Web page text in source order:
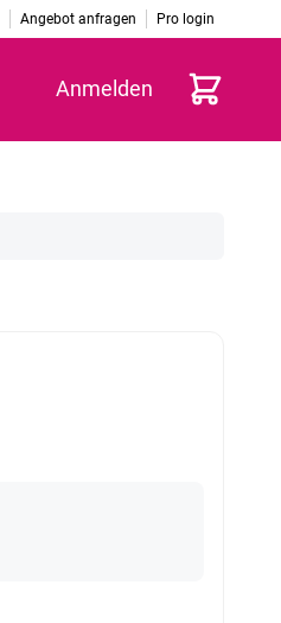
Angebot anfragen Pro login
Anmelden Warenkorb